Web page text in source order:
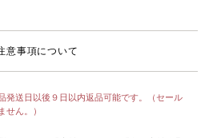
意事項について
発送日以後９日以内返品可能です。（セール
せん。）